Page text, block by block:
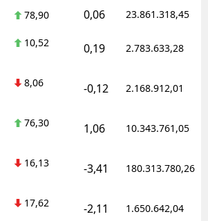
78,90 0,06 23.861.318,45
10,52 0,19 2.783.633,28
8,06 -0,12 2.168.912,01
76,30 1,06 10.343.761,05
16,13 -3,41 180.313.780,26
17,62 -2,11 1.650.642,04